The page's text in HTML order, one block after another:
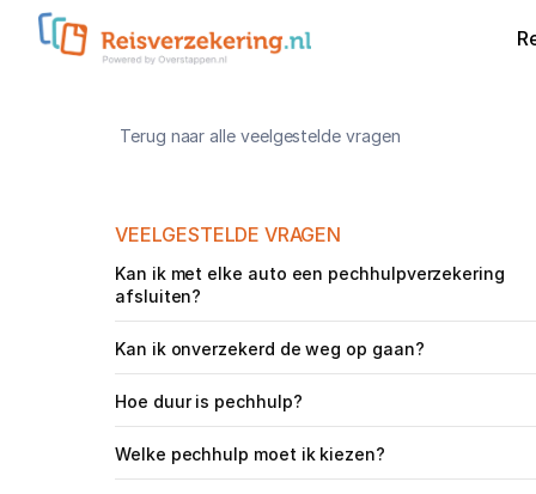
Terug naar alle veelgestelde vragen
VEELGESTELDE VRAGEN
Kan ik met elke auto een pechhulpverzekering
afsluiten?
Kan ik onverzekerd de weg op gaan?
Hoe duur is pechhulp?
Welke pechhulp moet ik kiezen?